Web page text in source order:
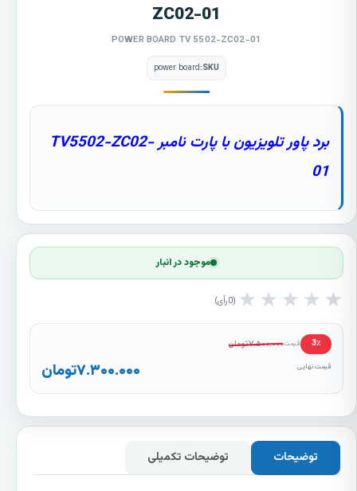
موجود در انبار
★ ★ ★ ★ ★
0رأی
3٪ قیمت۷.۵۰۰.۰۰۰تومان
قیمت نهایی ۷.۳۰۰.۰۰۰تومان
ZC02-01
POWER BOARD TV 5502-ZC02-01
SKU:
power board
برد پاور تلویزیون با پارت نامبر TV5502-ZC02-
01
توضیحات توضیحات تکمیلی